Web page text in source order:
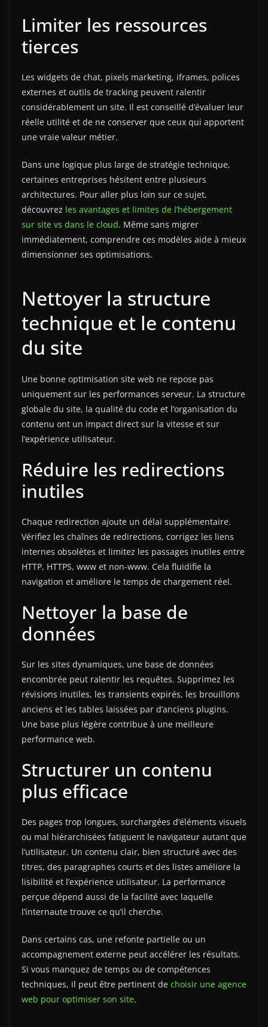
Limiter les ressources
tierces
Les widgets de chat, pixels marketing, iframes, polices
externes et outils de tracking peuvent ralentir
considérablement un site. Il est conseillé d’évaluer leur
réelle utilité et de ne conserver que ceux qui apportent
une vraie valeur métier.
Dans une logique plus large de stratégie technique,
certaines entreprises hésitent entre plusieurs
architectures. Pour aller plus loin sur ce sujet,
découvrez les avantages et limites de l’hébergement
sur site vs dans le cloud. Même sans migrer
immédiatement, comprendre ces modèles aide à mieux
dimensionner ses optimisations.
Nettoyer la structure
technique et le contenu
du site
Une bonne optimisation site web ne repose pas
uniquement sur les performances serveur. La structure
globale du site, la qualité du code et l’organisation du
contenu ont un impact direct sur la vitesse et sur
l’expérience utilisateur.
Réduire les redirections
inutiles
Chaque redirection ajoute un délai supplémentaire.
Vérifiez les chaînes de redirections, corrigez les liens
internes obsolètes et limitez les passages inutiles entre
HTTP, HTTPS, www et non-www. Cela fluidifie la
navigation et améliore le temps de chargement réel.
Nettoyer la base de
données
Sur les sites dynamiques, une base de données
encombrée peut ralentir les requêtes. Supprimez les
révisions inutiles, les transients expirés, les brouillons
anciens et les tables laissées par d’anciens plugins.
Une base plus légère contribue à une meilleure
performance web.
Structurer un contenu
plus efficace
Des pages trop longues, surchargées d’éléments visuels
ou mal hiérarchisées fatiguent le navigateur autant que
l’utilisateur. Un contenu clair, bien structuré avec des
titres, des paragraphes courts et des listes améliore la
lisibilité et l’expérience utilisateur. La performance
perçue dépend aussi de la facilité avec laquelle
l’internaute trouve ce qu’il cherche.
Dans certains cas, une refonte partielle ou un
accompagnement externe peut accélérer les résultats.
Si vous manquez de temps ou de compétences
techniques, il peut être pertinent de choisir une agence
web pour optimiser son site.